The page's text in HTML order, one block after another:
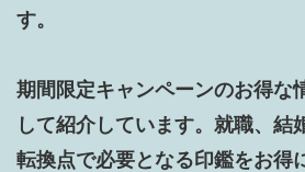
す。
期間限定キャンペーンのお得な
して紹介しています。就職、結
転換点で必要となる印鑑をお得